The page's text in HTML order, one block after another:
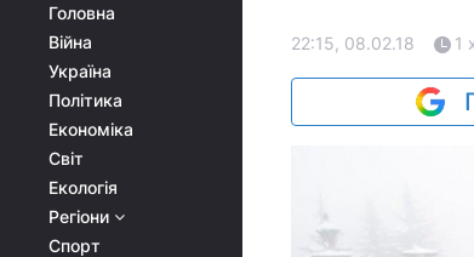
Головна
Війна
Україна
Політика
Економіка
Світ
Екологія
Регіони
Спорт
22:15, 08.02.18 1